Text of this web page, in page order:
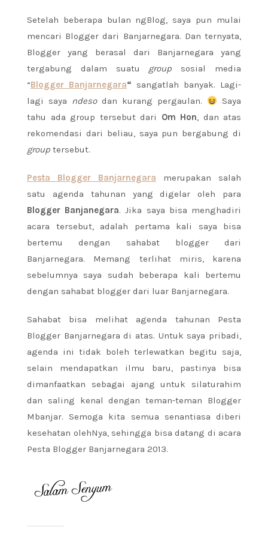
Setelah beberapa bulan ngBlog, saya pun mulai
mencari Blogger dari Banjarnegara. Dan ternyata,
Blogger yang berasal dari Banjarnegara yang
tergabung dalam suatu group sosial media
“Blogger Banjarnegara“ sangatlah banyak. Lagi-
lagi saya ndeso dan kurang pergaulan.
Saya
tahu ada group tersebut dari Om Hon, dan atas
rekomendasi dari beliau, saya pun bergabung di
group tersebut.
Pesta Blogger Banjarnegara merupakan salah
satu agenda tahunan yang digelar oleh para
Blogger Banjanegara. Jika saya bisa menghadiri
acara tersebut, adalah pertama kali saya bisa
bertemu dengan sahabat blogger dari
Banjarnegara. Memang terlihat miris, karena
sebelumnya saya sudah beberapa kali bertemu
dengan sahabat blogger dari luar Banjarnegara.
Sahabat bisa melihat agenda tahunan Pesta
Blogger Banjarnegara di atas. Untuk saya pribadi,
agenda ini tidak boleh terlewatkan begitu saja,
selain mendapatkan ilmu baru, pastinya bisa
dimanfaatkan sebagai ajang untuk silaturahim
dan saling kenal dengan teman-teman Blogger
Mbanjar. Semoga kita semua senantiasa diberi
kesehatan olehNya, sehingga bisa datang di acara
Pesta Blogger Banjarnegara 2013.